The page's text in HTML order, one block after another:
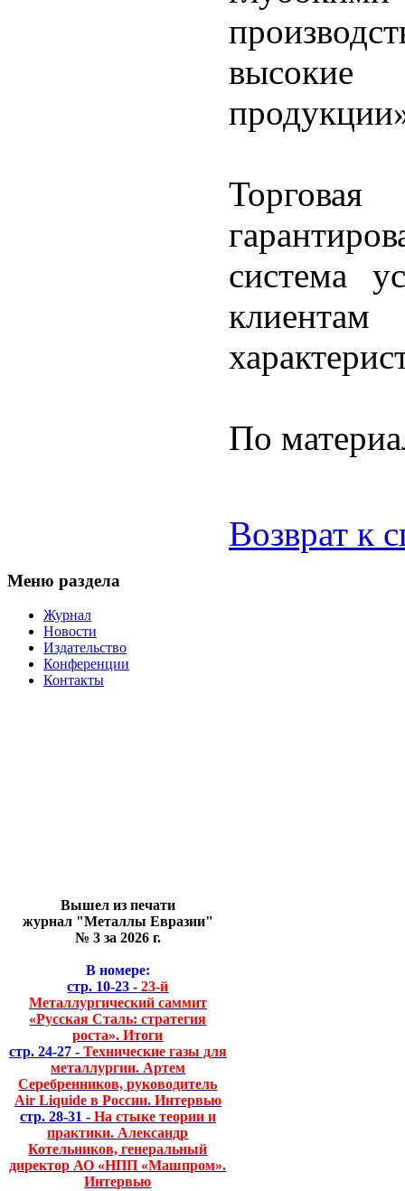
высокие
система
По
Возврат к
Меню раздела
Журнал
Новости
Издательство
Конференции
Контакты
Вышел из печати
журнал "Металлы Евразии"
№ 3 за 2026 г.
В номере:
стр. 10-23 - 23-й
Металлургический саммит
«Русская Сталь: стратегия
роста». Итоги
стр. 24-27 - Технические газы для
металлургии. Артем
Серебренников, руководитель
Air Liquide в России. Интервью
стр. 28-31 - На стыке теории и
практики. Александр
Котельников, генеральный
директор АО «НПП «Машпром».
Интервью